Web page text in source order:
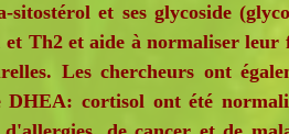
et ses glycoside
et Th2 et aide à normaliser
Les chercheurs ont
cortisol ont été